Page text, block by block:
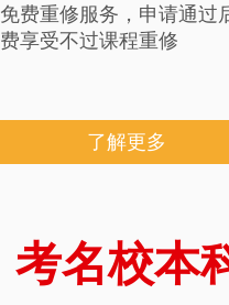
免费重修服务，申请通过
费享受不过课程重修
了解更多
考名校本